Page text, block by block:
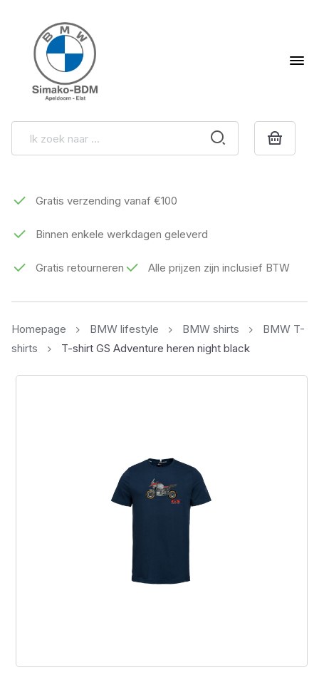
Gratis verzending vanaf €100
Binnen enkele werkdagen geleverd
Gratis retourneren Alle prijzen zijn inclusief BTW
Homepage BMW lifestyle BMW shirts
BMW T-
shirts
T-shirt GS Adventure heren night black